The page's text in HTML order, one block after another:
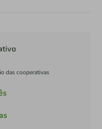
das cooperativas